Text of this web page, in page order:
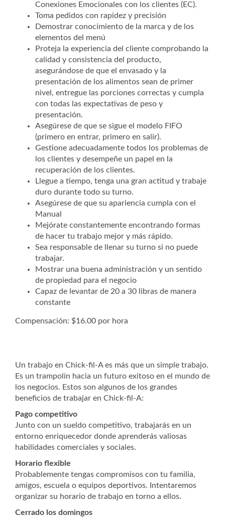
Conexiones Emocionales con los clientes (EC).
Toma pedidos con rapidez y precisión
Demostrar conocimiento de la marca y de los
elementos del menú
Proteja la experiencia del cliente comprobando la
calidad y consistencia del producto,
asegurándose de que el envasado y la
presentación de los alimentos sean de primer
nivel, entregue las porciones correctas y cumpla
con todas las expectativas de peso y
presentación.
Asegúrese de que se sigue el modelo FIFO
(primero en entrar, primero en salir).
Gestione adecuadamente todos los problemas de
los clientes y desempeñe un papel en la
recuperación de los clientes.
Llegue a tiempo, tenga una gran actitud y trabaje
duro durante todo su turno.
Asegúrese de que su apariencia cumpla con el
Manual
Mejórate constantemente encontrando formas
de hacer tu trabajo mejor y más rápido.
Sea responsable de llenar su turno si no puede
trabajar.
Mostrar una buena administración y un sentido
de propiedad para el negocio
Capaz de levantar de 20 a 30 libras de manera
constante
Compensación: $16.00 por hora
Un trabajo en Chick-fil-A es más que un simple trabajo.
Es un trampolín hacia un futuro exitoso en el mundo de
los negocios. Estos son algunos de los grandes
beneficios de trabajar en Chick-fil-A:
Pago competitivo
Junto con un sueldo competitivo, trabajarás en un
entorno enriquecedor donde aprenderás valiosas
habilidades comerciales y sociales.
Horario flexible
Probablemente tengas compromisos con tu familia,
amigos, escuela o equipos deportivos. Intentaremos
organizar su horario de trabajo en torno a ellos.
Cerrado los domingos